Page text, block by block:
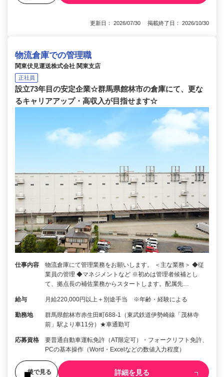
更新日： 2026/07/30 掲載終了日： 2026/10/30
物流倉庫での管理職
関東伏見運送株式会社 関東支店
正社員
設立73年目の安定企業☆群馬県館林市の倉庫にて、更な
るキャリアアップ・高収入が目指せます☆
仕事内容
物流倉庫にて管理業務をお願いします。 ＜主な業務＞ ◆従
業員の管理 ◆マネジメントなど ※初めは管理者候補とし
て、拠点長の補佐業務からスタートします。配属先…
給与 月給220,000円以上＋別途手当 ※年齢・経験による
勤務地
群馬県館林市赤生田町688-1（東武鉄道伊勢崎線「茂林寺
前」駅より車11分）★車通勤可
応募資格
要普通自動車運転免許（AT限定可）・フォークリフト免許、
PCの基本操作（Word・Excelなどの数値入力程度）
後で見る 詳細を見る